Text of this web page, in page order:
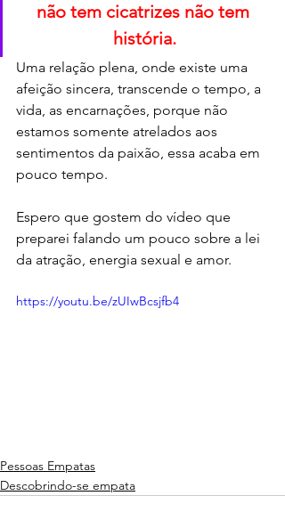
não tem cicatrizes não tem
história.
Uma relação plena, onde existe uma
afeição sincera, transcende o tempo, a
vida, as encarnações, porque não
estamos somente atrelados aos
sentimentos da paixão, essa acaba em
pouco tempo.
Espero que gostem do vídeo que
preparei falando um pouco sobre a lei
da atração, energia sexual e amor.
https://youtu.be/zUIwBcsjfb4
Pessoas Empatas
Descobrindo-se empata